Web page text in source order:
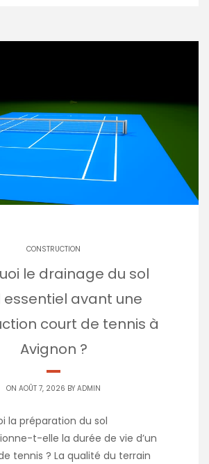
CONSTRUCTION
le drainage du sol
avant une
court de tennis à
Avignon ?
ON AOÛT 7, 2026 BY ADMIN
la préparation du sol
t-elle la durée de vie d’un
tennis ? La qualité du terrain